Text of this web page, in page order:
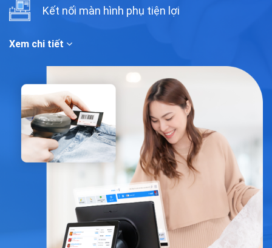
Kết nối màn hình phụ tiện lợi
Xem chi tiết